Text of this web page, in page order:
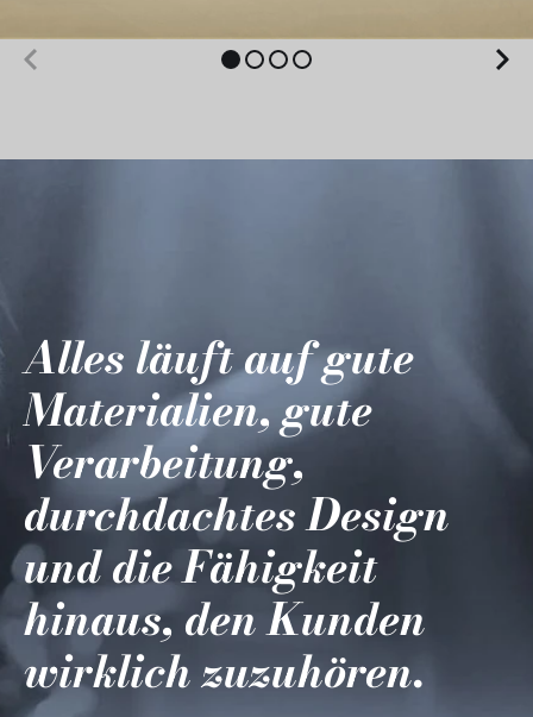
Alles läuft auf gute
Materialien, gute
Verarbeitung,
durchdachtes Design
und die Fähigkeit
hinaus, den Kunden
wirklich zuzuhören.